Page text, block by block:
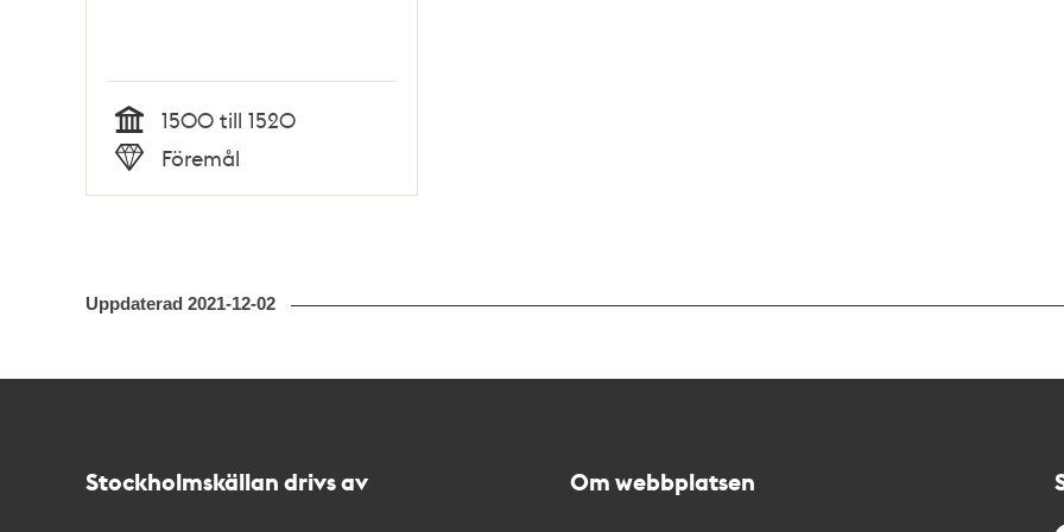
Tid
1500 till 1520
Typ
Föremål
Uppdaterad 2021-12-02
Stockholmskällan drivs av Om webbplatsen